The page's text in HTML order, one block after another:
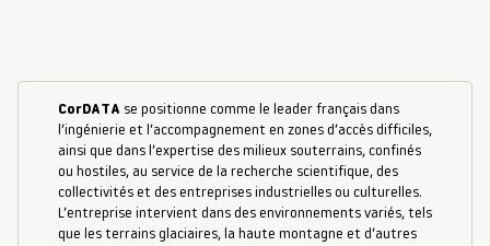
CorDATA se positionne comme le leader français dans
l’ingénierie et l’accompagnement en zones d’accès difficiles,
ainsi que dans l’expertise des milieux souterrains, confinés
ou hostiles, au service de la recherche scientifique, des
collectivités et des entreprises industrielles ou culturelles.
L’entreprise intervient dans des environnements variés, tels
que les terrains glaciaires, la haute montagne et d’autres